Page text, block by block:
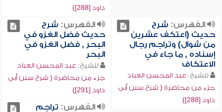
داود [288])
الفهرس: شرح
حديث (اعتكف عشرين
من شوال) وتراجم رجال
إسناده , ما جاء في
الاعتكاف
للشيخ: عبد المحسن العباد
جزء من محاضرة ( شرح سنن أبي
داود [288])
الفهرس: شرح
حديث فضل الغزو في
البحر , فضل الغزو في
البحر
للشيخ: عبد المحسن العباد
جزء من محاضرة ( شرح سنن أبي
داود [291])
الفهرس: تراجم